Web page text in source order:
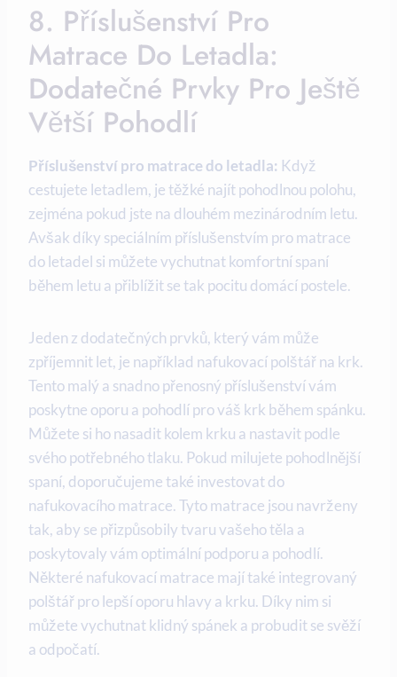
8. Příslušenství Pro
Matrace Do Letadla:
Dodatečné Prvky Pro Ještě
Větší Pohodlí
Příslušenství pro matrace do letadla: Když
cestujete letadlem, je těžké najít pohodlnou polohu,
zejména pokud jste na dlouhém mezinárodním letu.
Avšak díky speciálním příslušenstvím pro matrace
do letadel si můžete vychutnat komfortní spaní
během letu a přiblížit se tak pocitu domácí postele.
Jeden z dodatečných prvků, který vám může
zpříjemnit let, je například nafukovací polštář na krk.
Tento malý a snadno přenosný příslušenství vám
poskytne oporu a pohodlí pro váš krk během spánku.
Můžete si ho nasadit kolem krku a nastavit podle
svého potřebného tlaku. Pokud milujete pohodlnější
spaní, doporučujeme také investovat do
nafukovacího matrace. Tyto matrace jsou navrženy
tak, aby se přizpůsobily tvaru vašeho těla a
poskytovaly vám optimální podporu a pohodlí.
Některé nafukovací matrace mají také integrovaný
polštář pro lepší oporu hlavy a krku. Díky nim si
můžete vychutnat klidný spánek a probudit se svěží
a odpočatí.